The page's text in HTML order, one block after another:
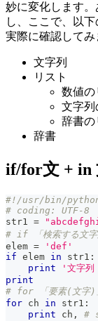
妙に変化します
し、ここで、以
実際に確認してみ
文字列
リスト
数値の
文字列
辞書の
辞書
if/for文 + in
#!/usr/bin/
# coding: UTF-8
str1 =
# if 「検索する文字
elem =
'def'
if elem in str1 :
print
'文字
print
# for 「要素(文字)
for ch in str1 :
print ch , #